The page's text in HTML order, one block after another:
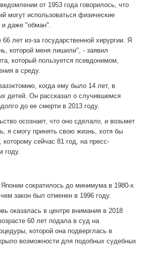
от 1953 года говорилось, что
могут использоваться физические
и даже "обман".
лет из-за государственной хирургии. Я
которой меня лишили", - заявил
который пользуется псевдонимом,
в среду.
когда ему было 14 лет, в
детей. Он рассказал о случившемся
до ее смерти в 2013 году.
осознает, что оно сделало, и возьмет
я смогу принять свою жизнь, хотя бы
которому сейчас 81 год, на пресс-
году.
сократилось до минимума в 1980-х
закон был отменен в 1996 году.
оказалась в центре внимания в 2018
60 лет подала в суд на
которой она подверглась в
возможности для подобных судебных